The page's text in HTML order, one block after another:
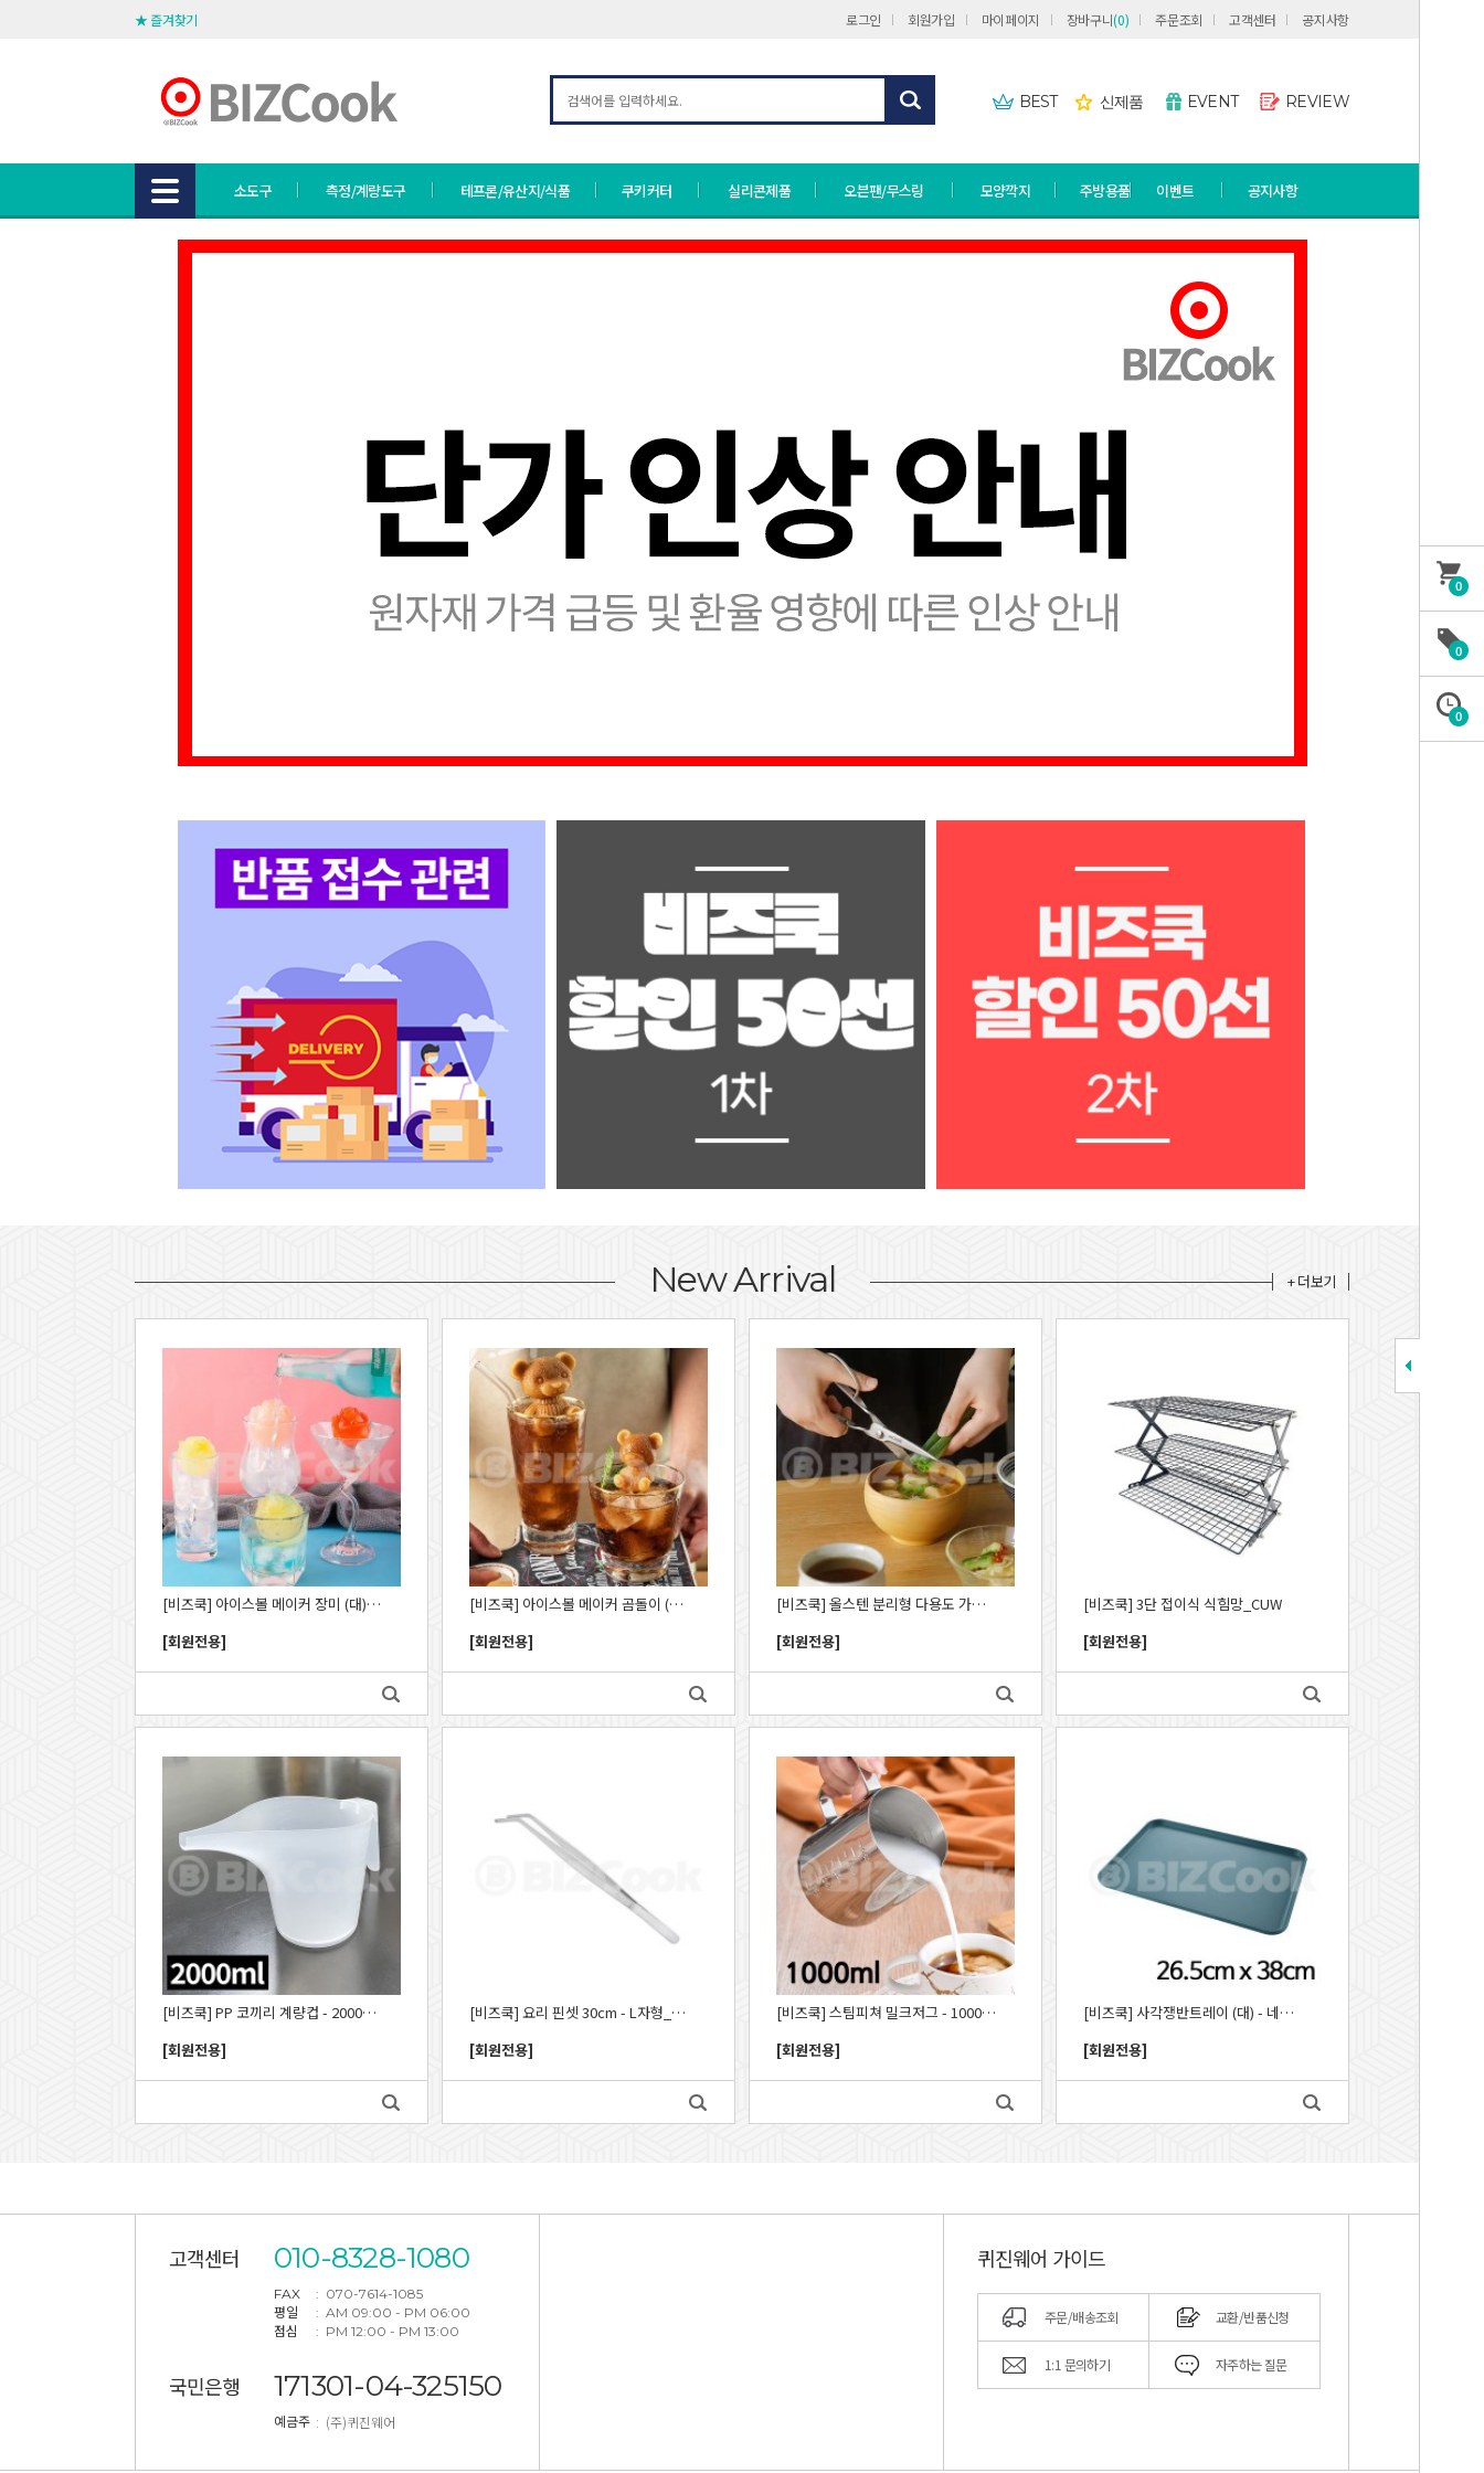
0
0
0
★ 즐겨찾기 로그인 회원가입 마이페이지 장바구니(0) 주문조회 고객센터 공지사항
BEST 신제품 EVENT REVIEW
소도구 측정/계량도구 테프론/유산지/식품 쿠키커터 실리콘제품 오븐팬/무스링 모양깍지 주방용품 이벤트 공지사항
New Arrival + 더보기
[비즈쿡] 아이스볼 메이커 장미 (대) 7 x 6cm_CUW
[회원전용]
[비즈쿡] 아이스볼 메이커 곰돌이 (대) 7.3 x 7.5cm_CUW
[회원전용]
[비즈쿡] 올스텐 분리형 다용도 가위 20cm_CUW
[회원전용]
[비즈쿡] 3단 접이식 식힘망_CUW
[회원전용]
[비즈쿡] PP 코끼리 계량컵 - 2000ml_CUW
[회원전용]
[비즈쿡] 요리 핀셋 30cm - L자형_CUW
[회원전용]
[비즈쿡] 스팀피쳐 밀크저그 - 1000ml_CUW
[회원전용]
[비즈쿡] 사각쟁반트레이 (대) - 네이비_CUW
[회원전용]
고객센터 010-8328-1080
FAX
: 070-7614-1085
평일
: AM 09:00 - PM 06:00
점심
: PM 12:00 - PM 13:00
국민은행 171301-04-325150
예금주 : (주)퀴진웨어
퀴진웨어 가이드
주문/배송조회 교환/반품신청
1:1 문의하기 자주하는 질문